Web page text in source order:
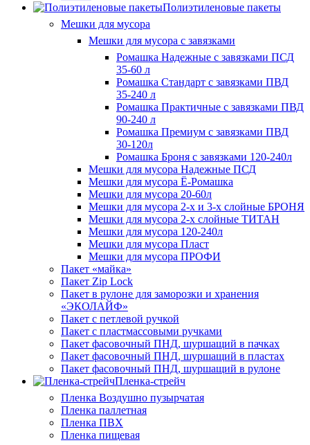
Полиэтиленовые пакеты
Мешки для мусора
Мешки для мусора с завязками
Ромашка Надежные с завязками ПСД
35-60 л
Ромашка Стандарт с завязками ПВД
35-240 л
Ромашка Практичные с завязками ПВД
90-240 л
Ромашка Премиум с завязками ПВД
30-120л
Ромашка Броня с завязками 120-240л
Мешки для мусора Надежные ПСД
Мешки для мусора Ё-Ромашка
Мешки для мусора 20-60л
Мешки для мусора 2-х и 3-х слойные БРОНЯ
Мешки для мусора 2-х слойные ТИТАН
Мешки для мусора 120-240л
Мешки для мусора Пласт
Мешки для мусора ПРОФИ
Пакет «майка»
Пакет Zip Lock
Пакет в рулоне для заморозки и хранения
«ЭКОЛАЙФ»
Пакет с петлевой ручкой
Пакет с пластмассовыми ручками
Пакет фасовочный ПНД, шуршащий в пачках
Пакет фасовочный ПНД, шуршащий в пластах
Пакет фасовочный ПНД, шуршащий в рулоне
Пленка-стрейч
Пленка Воздушно пузырчатая
Пленка паллетная
Пленка ПВХ
Пленка пищевая